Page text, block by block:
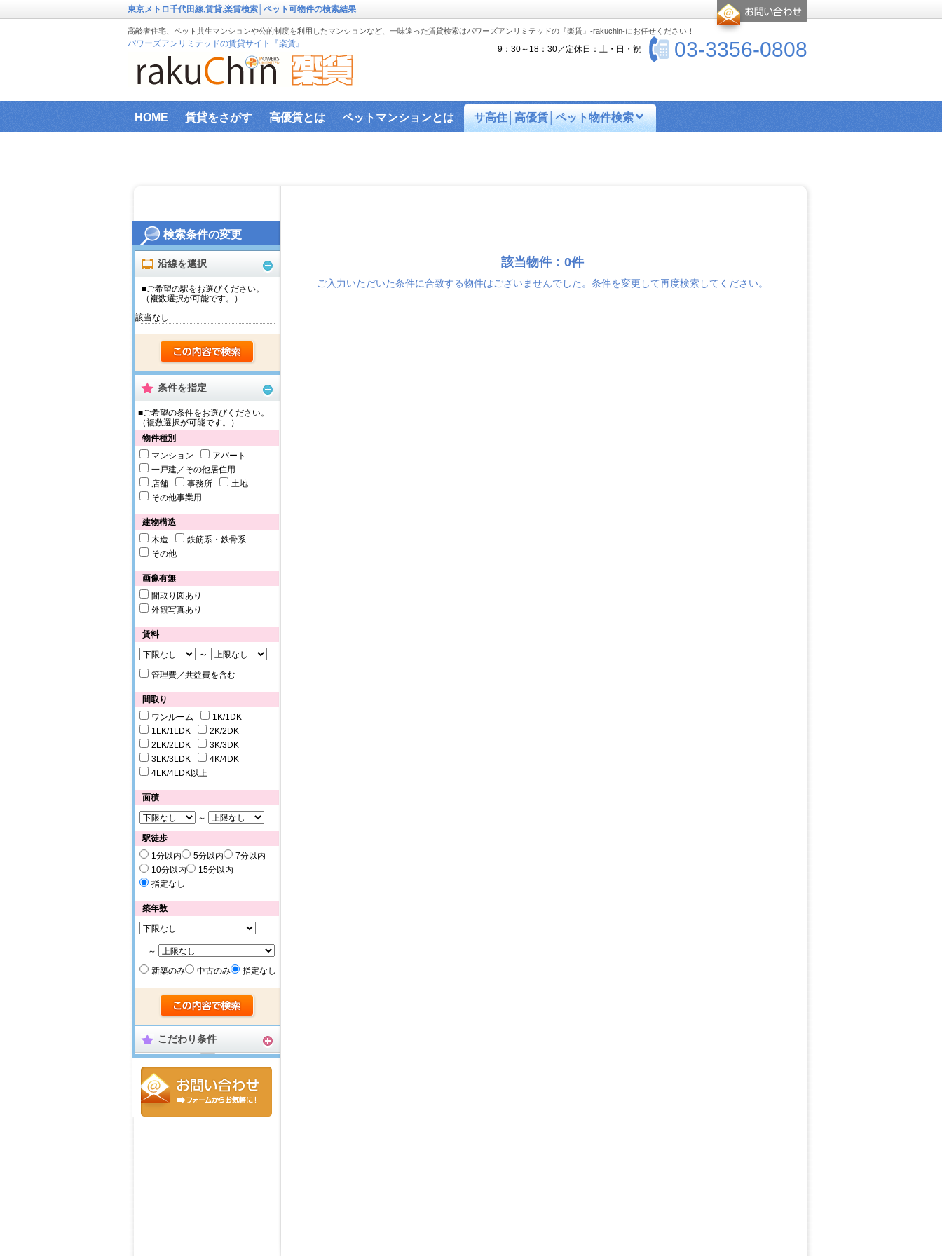
検索条件の変更
沿線を選択
■ご希望の駅をお選びください。
（複数選択が可能です。）
該当なし
条件を指定
■ご希望の条件をお選びください。
（複数選択が可能です。）
物件種別
マンション
アパート
一戸建／その他居住用
店舗
事務所
土地
その他事業用
建物構造
木造
鉄筋系・鉄骨系
その他
画像有無
間取り図あり
外観写真あり
賃料
～
管理費／共益費を含む
間取り
ワンルーム
1K/1DK
1LK/1LDK
2K/2DK
2LK/2LDK
3K/3DK
3LK/3LDK
4K/4DK
4LK/4LDK以上
面積
～
駅徒歩
1分以内
5分以内
7分以内
10分以内
15分以内
指定なし
築年数
～
新築のみ
中古のみ 指定なし
こだわり条件
東京メトロ千代田線,賃貸,楽賃検索│ペット可物件の検索結果
高齢者住宅、ペット共生マンションや公的制度を利用したマンションなど、一味違った賃貸検索はパワーズアンリミテッドの『楽賃』-rakuchin-にお任せください！
パワーズアンリミテッドの賃貸サイト『楽賃』 03-3356-0808
9：30～18：30／定休日：土・日・祝
HOME 賃貸をさがす 高優賃とは ペットマンションとは サ高住│高優賃│ペット物件検索
横浜市高齢者向け地域優良賃貸住宅
該当物件：0件
ご入力いただいた条件に合致する物件はございませんでした。条件を変更して再度検索してください。